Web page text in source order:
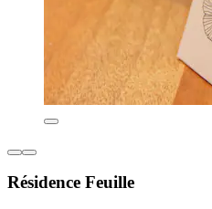
Résidence Feuille